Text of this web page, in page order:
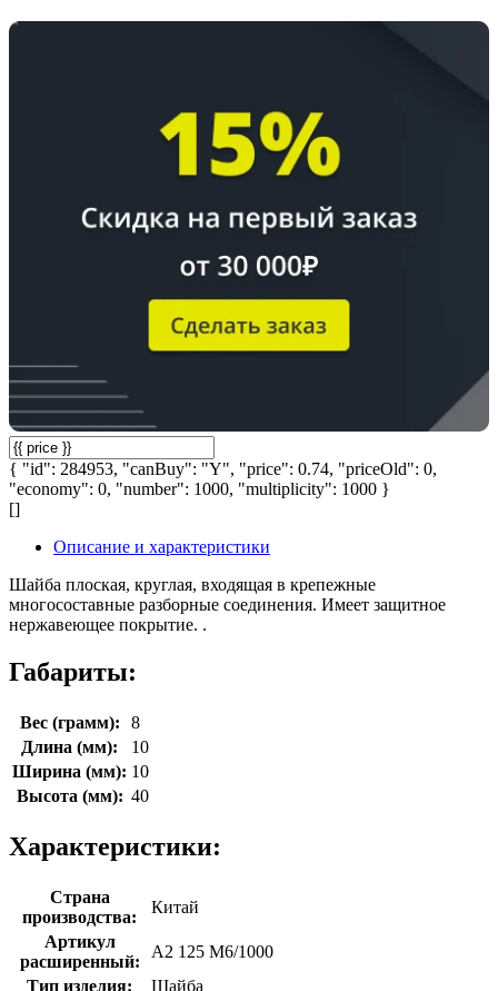
{ "id": 284953, "canBuy": "Y", "price": 0.74, "priceOld": 0,
"economy": 0, "number": 1000, "multiplicity": 1000 }
[]
Описание и характеристики
Шайба плоская, круглая, входящая в крепежные
многосоставные разборные соединения. Имеет защитное
нержавеющее покрытие. .
Габариты:
Вес (грамм):
8
Длина (мм):
10
Ширина (мм): 10
Высота (мм): 40
Характеристики:
Страна
производства:
Китай
Артикул
расширенный:
А2 125 М6/1000
Тип изделия:
Шайба